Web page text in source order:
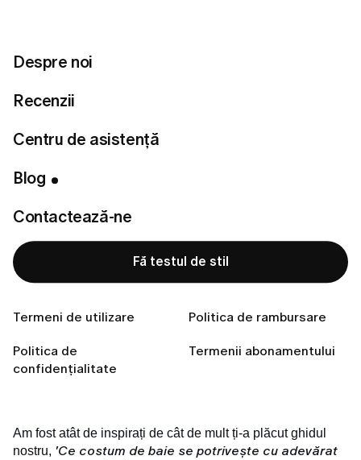
Despre noi
Recenzii
Centru de asistență
Blog
Contactează-ne
Fă testul de stil
Termeni de utilizare Politica de rambursare
Politica de
confidențialitate
Termenii abonamentului
Am fost atât de inspirați de cât de mult ți-a plăcut ghidul
nostru, 'Ce costum de baie se potrivește cu adevărat
Cuprins
Obiectivul 1: Pentru a avantaja zona abdomenului
Obiectivul 3: Pentru a-ți alungi silueta
Conectează-te cu noi
Pregătită să îți găsești stilul perfect?
Fă testul de stil